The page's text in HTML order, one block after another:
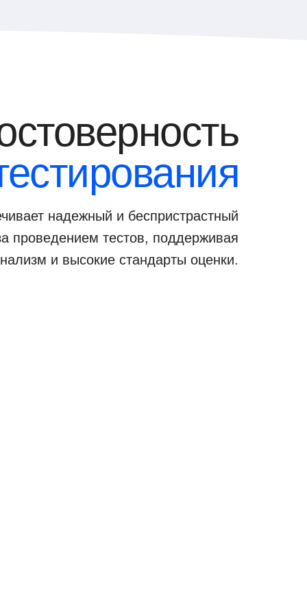
надежный и беспристрастный
проведением тестов, поддерживая
и высокие стандарты оценки.